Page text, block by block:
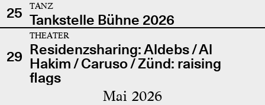
25
TANZ
Tankstelle Bühne 2026
29
THEATER
Residenzsharing: Aldebs / Al
Hakim / Caruso / Zünd: raising
flags
Mai 2026